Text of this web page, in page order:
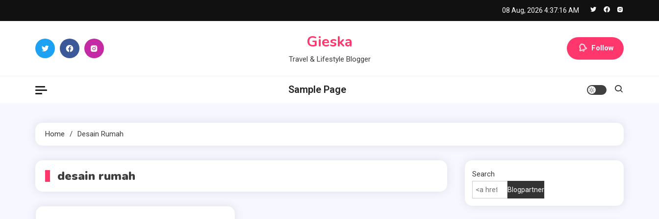
to
08 Aug, 2026 4:37:17 AM
Gieska
Travel & Lifestyle Blogger
Follow
Sample Page
Home Desain Rumah
desain rumah Search
Blogpartner